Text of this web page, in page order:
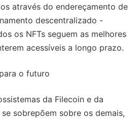
através do endereçamento de
descentralizado -
os NFTs seguem as melhores
acessíveis a longo prazo.
o futuro
da Filecoin e da
sobrepõem sobre os demais,